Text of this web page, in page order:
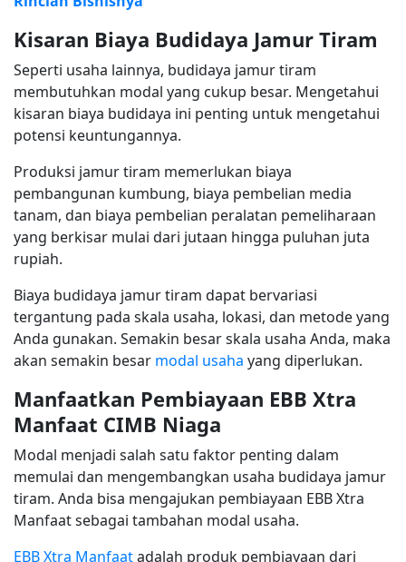
Kisaran Biaya Budidaya Jamur Tiram
Seperti usaha lainnya, budidaya jamur tiram
membutuhkan modal yang cukup besar. Mengetahui
kisaran biaya budidaya ini penting untuk mengetahui
potensi keuntungannya.
Produksi jamur tiram memerlukan biaya
pembangunan kumbung, biaya pembelian media
tanam, dan biaya pembelian peralatan pemeliharaan
yang berkisar mulai dari jutaan hingga puluhan juta
rupiah.
Biaya budidaya jamur tiram dapat bervariasi
tergantung pada skala usaha, lokasi, dan metode yang
Anda gunakan. Semakin besar skala usaha Anda, maka
akan semakin besar modal usaha yang diperlukan.
Manfaatkan Pembiayaan EBB Xtra
Manfaat CIMB Niaga
Modal menjadi salah satu faktor penting dalam
memulai dan mengembangkan usaha budidaya jamur
tiram. Anda bisa mengajukan pembiayaan EBB Xtra
Manfaat sebagai tambahan modal usaha.
EBB Xtra Manfaatadalah produk pembiayaan dari